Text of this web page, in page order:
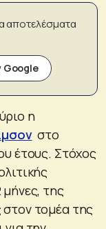
αποτελέσματα
Google
η
στο
έτους. Στόχος
της
τομέα της